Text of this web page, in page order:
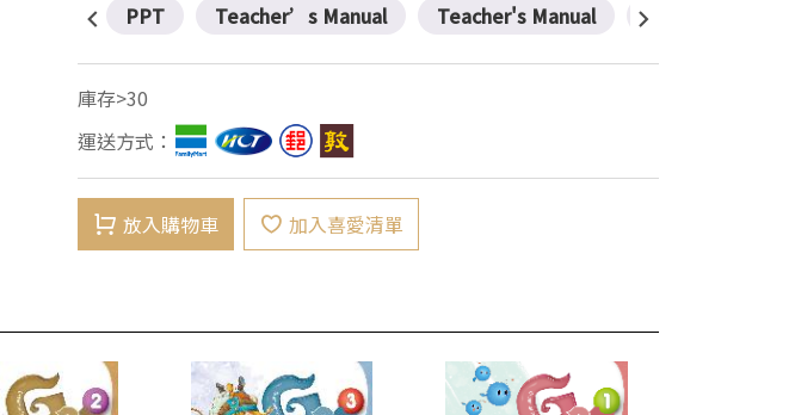
PPT
Teacher’s Manual Teacher's Manual Worksheets
庫存>30
運送方式：
放入購物車 加入喜愛清單